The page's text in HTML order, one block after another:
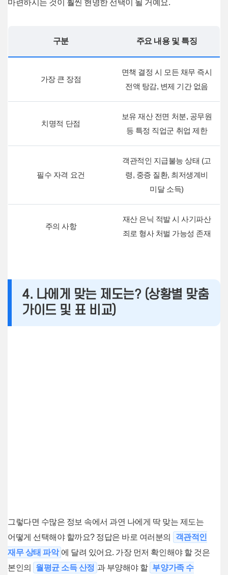
마련하시는 것이 훨씬 현명한 선택이 될 거예요.
구분 주요 내용 및 특징
가장 큰 장점
면책 결정 시 모든 채무 즉시
전액 탕감, 변제 기간 없음
치명적 단점
보유 재산 전면 처분, 공무원
등 특정 직업군 취업 제한
필수 자격 요건
객관적인 지급불능 상태 (고
령, 중증 질환, 최저생계비
미달 소득)
주의 사항
재산 은닉 적발 시 사기파산
죄로 형사 처벌 가능성 존재
4. 나에게 맞는 제도는? (상황별 맞춤
가이드 및 표 비교)
그렇다면 수많은 정보 속에서 과연 나에게 딱 맞는 제도는
어떻게 선택해야 할까요? 정답은 바로 여러분의
객관적인
재무 상태 파악 에 달려 있어요. 가장 먼저 확인해야 할 것은
본인의
월평균 소득 산정 과 부양해야 할 부양가족 수